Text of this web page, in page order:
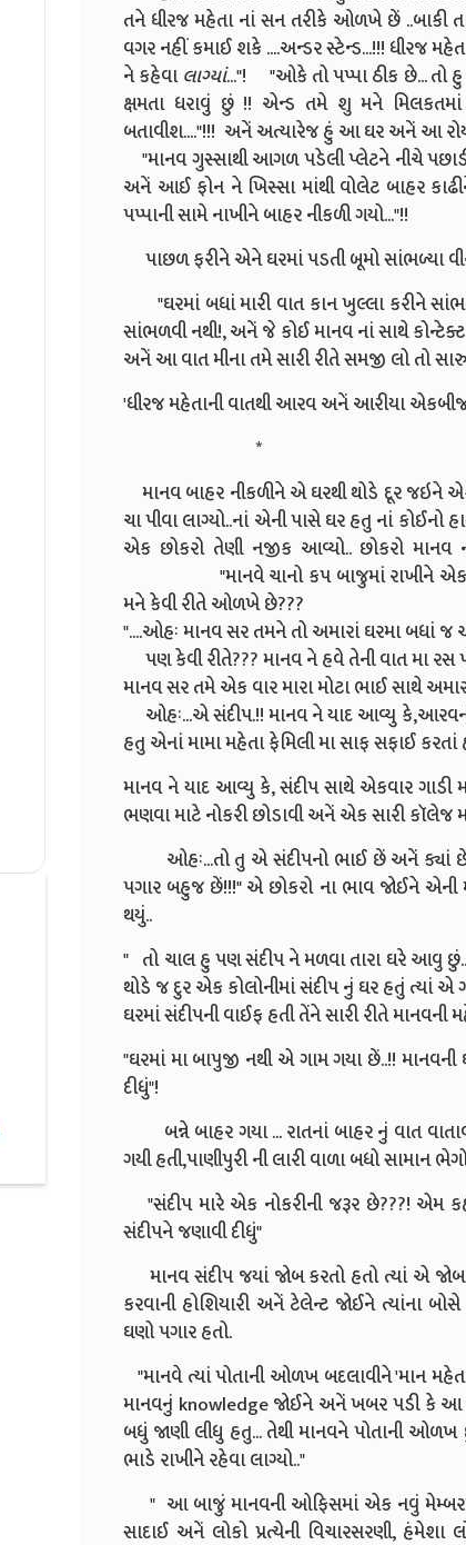
તને ધીરજ મહેતા નાં સન તરીકે ઓળખે છેં ..બાકી
વગર નહીં કમાઈ શકે ....અન્ડર સ્ટેન્ડ...!!! ધીરજ
ને કહેવાલાગ્યાં..."! "ઓકે તો પપ્પા ઠીક છે... તો હુ
ક્ષમતા ધરાવું છું !! એન્ડ તમે શુ મને
બતાવીશ...."!!! અનેં અત્યારેજ હું આ ઘર અનેં આ
"માનવ ગુસ્સાથી આગળ પડેલી પ્લેટને નીચે
અનેં આઈ ફોન ને ખિસ્સા માંથી વોલેટ બાહર
પપ્પાની સામે નાખીને બાહર નીકળી ગયો..."!!
પાછળ ફરીને એને ઘરમાં પડતી બૂમો સાંભળ્યા
"ઘરમાં બધાં મારી વાત કાન ખુલ્લા કરીને
સાંભળવી નથી!, અનેં જે કોઈ માનવ નાં સાથે
અનેં આ વાત મીના તમે સારી રીતે સમજી લો તો
'ધીરજ મહેતાની વાતથી આરવ અનેં આરીયા
*
માનવ બાહર નીકળીને એ ઘરથી થોડે દૂર જઇને
ચા પીવા લાગ્યો..નાં એની પાસે ઘર હતુ નાં કોઈનો
એક છોકરો તેણી નજીક આવ્યો.. છોકરો માનવ
"માનવે ચાનો કપ બાજુમાં રાખીને એક
મને કેવી રીતે ઓળખે છે???
"....ઓહઃ માનવ સર તમને તો અમારાં ઘરમા બધાં
પણ કેવી રીતે??? માનવ ને હવે તેની વાત મા રસ
માનવ સર તમે એક વાર મારા મોટા ભાઈ સાથે
ઓહઃ...એ સંદીપ.!! માનવ ને યાદ આવ્યુ
હતુ એનાં મામા મહેતા ફેમિલી મા સાફ સફાઈ કરતાં
માનવ ને યાદ આવ્યુ કે, સંદીપ સાથે એકવાર
ભણવા માટે નોકરી છોડાવી અનેં એક સારી
ઓહઃ...તો તુ એ સંદીપનો ભાઈ છેં અનેં ક્યાં
પગાર બહુજ છેં!!!" એ છોકરો ના ભાવ જોઈને એની
થયું..
" તો ચાલ હુ પણ સંદીપ ને મળવા તારા ઘરે આવુ
થોડે જ દુર એક કોલોનીમાં સંદીપ નું ઘર હતું ત્યાં એ
ઘરમાં સંદીપની વાઈફ હતી તેંને સારી રીતે માનવની
"ઘરમાં મા બાપુજી નથી એ ગામ ગયા છેં..!!
દીધું"!
બન્ને બાહર ગયા ... રાતનાં બાહર નું વાત
ગયી હતી,પાણીપુરી ની લારી વાળા બધો સામાન
"સંદીપ મારે એક નોકરીની જરૂર છે???!
સંદીપને જણાવી દીધું"
માનવ સંદીપ જયાં જોબ કરતો હતો ત્યાં એ જોબ
કરવાની હોશિયારી અનેં ટેલેન્ટ જોઈને ત્યાંના
ઘણો પગાર હતો.
"માનવે ત્યાં પોતાની ઓળખ બદલાવીને 'માન
માનવનું knowledge જોઈને અનેં ખબર પડી કે આ
બધું જાણી લીધુ હતુ... તેથી માનવને પોતાની
ભાડે રાખીને રહેવા લાગ્યો.."
" આ બાજું માનવની ઓફિસમાં એક નવું
સાદાઈ અનેં લોકો પ્રત્યેની વિચારસરણી,